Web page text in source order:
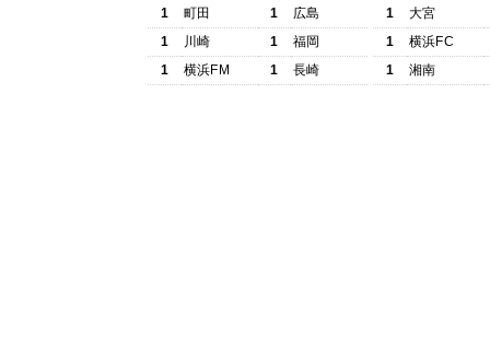
1
町田 1
広島
1
川崎 1
福岡
1
横浜FM 1 長崎
1
大宮
1
横浜FC
1
湘南